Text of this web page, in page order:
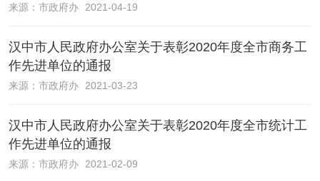
来源： 市政府办 2021-04-19
汉中市人民政府办公室关于表彰2020年度全市商务工
作先进单位的通报
来源： 市政府办 2021-03-23
汉中市人民政府办公室关于表彰2020年度全市统计工
作先进单位的通报
来源： 市政府办 2021-02-09